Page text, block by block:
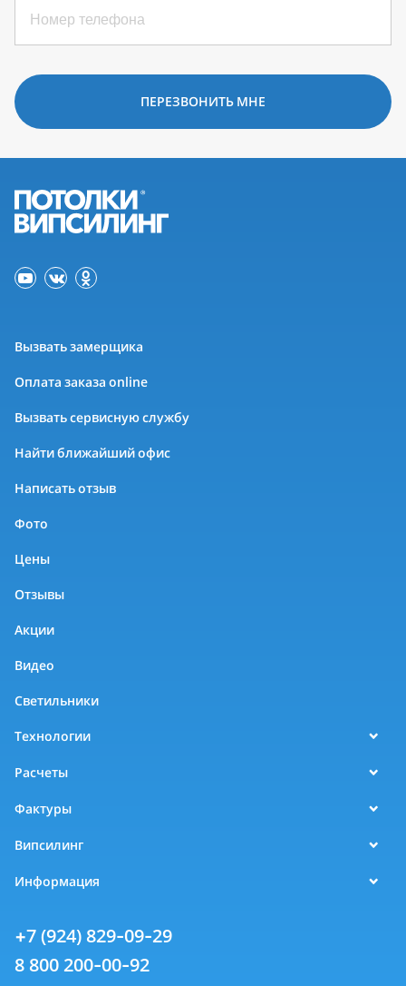
ПЕРЕЗВОНИТЬ МНЕ
Вызвать замерщика
Оплата заказа online
Вызвать сервисную службу
Найти ближайший офис
Написать отзыв
Фото
Цены
Отзывы
Акции
Видео
Светильники
Технологии
Расчеты
Фактуры
Випсилинг
Информация
+7 (924) 829-09-29
8 800 200-00-92